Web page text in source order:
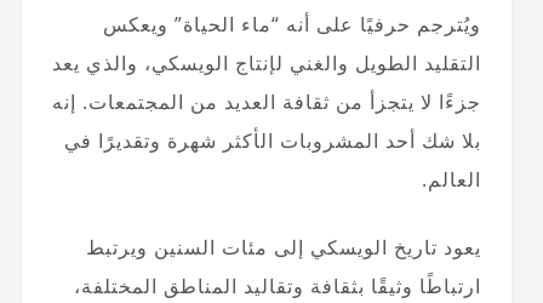
ويُترجم حرفيًا على أنه “ماء الحياة” ويعكس
التقليد الطويل والغني لإنتاج الويسكي، والذي يعد
جزءًا لا يتجزأ من ثقافة العديد من المجتمعات. إنه
بلا شك أحد المشروبات الأكثر شهرة وتقديرًا في
العالم.
يعود تاريخ الويسكي إلى مئات السنين ويرتبط
ارتباطًا وثيقًا بثقافة وتقاليد المناطق المختلفة،